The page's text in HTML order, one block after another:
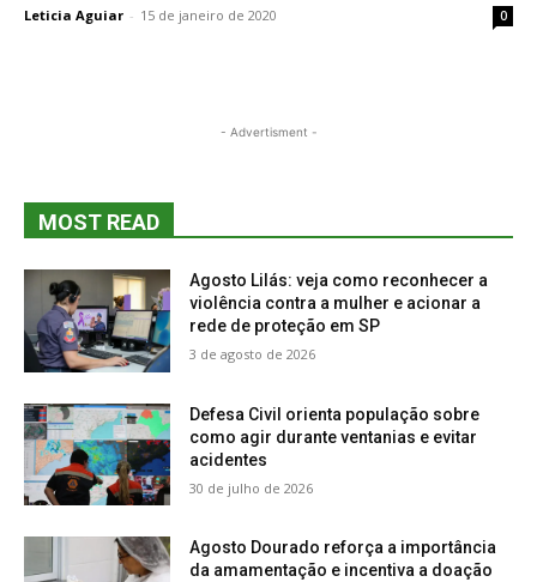
Leticia Aguiar - 15 de janeiro de 2020 0
- Advertisment -
MOST READ
Agosto Lilás: veja como reconhecer a
violência contra a mulher e acionar a
rede de proteção em SP
3 de agosto de 2026
Defesa Civil orienta população sobre
como agir durante ventanias e evitar
acidentes
30 de julho de 2026
Agosto Dourado reforça a importância
da amamentação e incentiva a doação